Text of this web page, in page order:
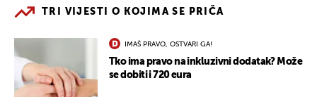
TRI VIJESTI O KOJIMA SE PRIČA
IMAŠ PRAVO, OSTVARI GA!
Tko ima pravo na inkluzivni dodatak? Može
se dobiti i 720 eura